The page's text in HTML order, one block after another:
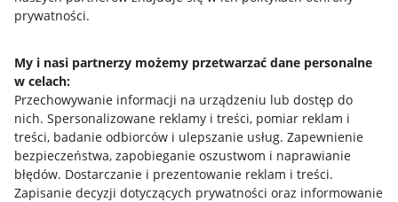
prywatności.
My i nasi partnerzy możemy przetwarzać dane personalne
w celach:
Przechowywanie informacji na urządzeniu lub dostęp do
nich. Spersonalizowane reklamy i treści, pomiar reklam i
treści, badanie odbiorców i ulepszanie usług. Zapewnienie
bezpieczeństwa, zapobieganie oszustwom i naprawianie
błędów. Dostarczanie i prezentowanie reklam i treści.
Zapisanie decyzji dotyczących prywatności oraz informowanie
Jak to działa
Allegro Gadane dla sprzedających
Allegro Gadane dla kupujących
Mapa miejscowości
Informacje prawne